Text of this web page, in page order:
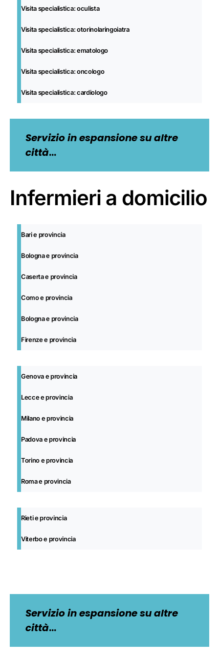
Visita specialistica: oculista
Visita specialistica: otorinolaringoiatra
Visita specialistica: ematologo
Visita specialistica: oncologo
Visita specialistica: cardiologo
Servizio in espansione su altre
città…
Infermieri a domicilio
Bari e provincia
Bologna e provincia
Caserta e provincia
Como e provincia
Bologna e provincia
Firenze e provincia
Genova e provincia
Lecce e provincia
Milano e provincia
Padova e provincia
Torino e provincia
Roma e provincia
Rieti e provincia
Viterbo e provincia
Servizio in espansione su altre
città…